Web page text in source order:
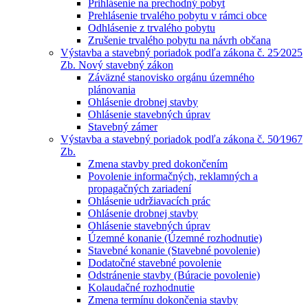
Prihlásenie na prechodný pobyt
Prehlásenie trvalého pobytu v rámci obce
Odhlásenie z trvalého pobytu
Zrušenie trvalého pobytu na návrh občana
Výstavba a stavebný poriadok podľa zákona č. 25⁄2025
Zb. Nový stavebný zákon
Záväzné stanovisko orgánu územného
plánovania
Ohlásenie drobnej stavby
Ohlásenie stavebných úprav
Stavebný zámer
Výstavba a stavebný poriadok podľa zákona č. 50⁄1967
Zb.
Zmena stavby pred dokončením
Povolenie informačných, reklamných a
propagačných zariadení
Ohlásenie udržiavacích prác
Ohlásenie drobnej stavby
Ohlásenie stavebných úprav
Územné konanie (Územné rozhodnutie)
Stavebné konanie (Stavebné povolenie)
Dodatočné stavebné povolenie
Odstránenie stavby (Búracie povolenie)
Kolaudačné rozhodnutie
Zmena termínu dokončenia stavby